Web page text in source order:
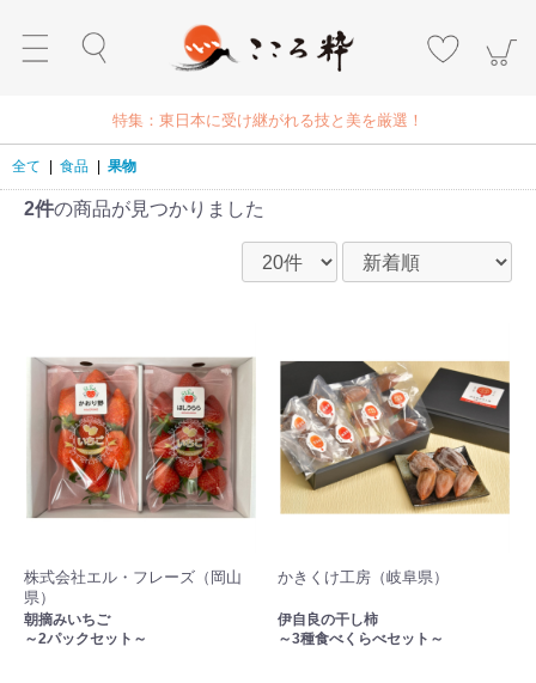
特集：東日本に受け継がれる技と美を厳選！
全て 食品 果物
2件の商品が見つかりました
株式会社エル・フレーズ（岡山
県）
朝摘みいちご
～2パックセット～
かきくけ工房（岐阜県）
伊自良の干し柿
～3種食べくらべセット～